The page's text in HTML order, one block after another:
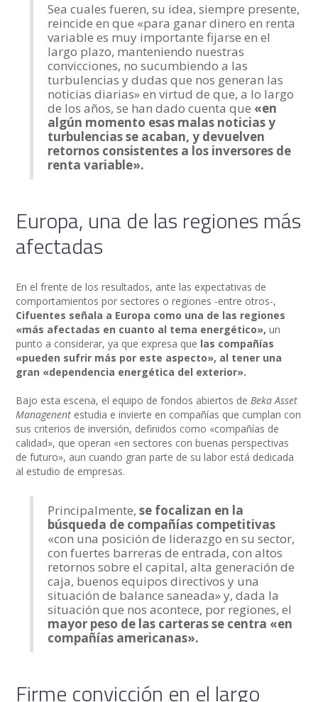
Sea cuales fueren, su idea, siempre presente,
reincide en que «para ganar dinero en renta
variable es muy importante fijarse en el
largo plazo, manteniendo nuestras
convicciones, no sucumbiendo a las
turbulencias y dudas que nos generan las
noticias diarias» en virtud de que, a lo largo
de los años, se han dado cuenta que «en
algún momento esas malas noticias y
turbulencias se acaban, y devuelven
retornos consistentes a los inversores de
renta variable».
Europa, una de las regiones más
afectadas
En el frente de los resultados, ante las expectativas de
comportamientos por sectores o regiones -entre otros-,
Cifuentes señala a Europa como una de las regiones
«más afectadas en cuanto al tema energético», un
punto a considerar, ya que expresa que las compañías
«pueden sufrir más por este aspecto», al tener una
gran «dependencia energética del exterior».
Bajo esta escena, el equipo de fondos abiertos deBeka Asset
Managenent estudia e invierte en compañías que cumplan con
sus criterios de inversión, definidos como «compañías de
calidad», que operan «en sectores con buenas perspectivas
de futuro», aun cuando gran parte de su labor está dedicada
al estudio de empresas.
Principalmente,se focalizan en la
búsqueda de compañías competitivas
«con una posición de liderazgo en su sector,
con fuertes barreras de entrada, con altos
retornos sobre el capital, alta generación de
caja, buenos equipos directivos y una
situación de balance saneada» y, dada la
situación que nos acontece, por regiones, el
mayor peso de las carteras se centra «en
compañías americanas».
Firme convicción en el largo